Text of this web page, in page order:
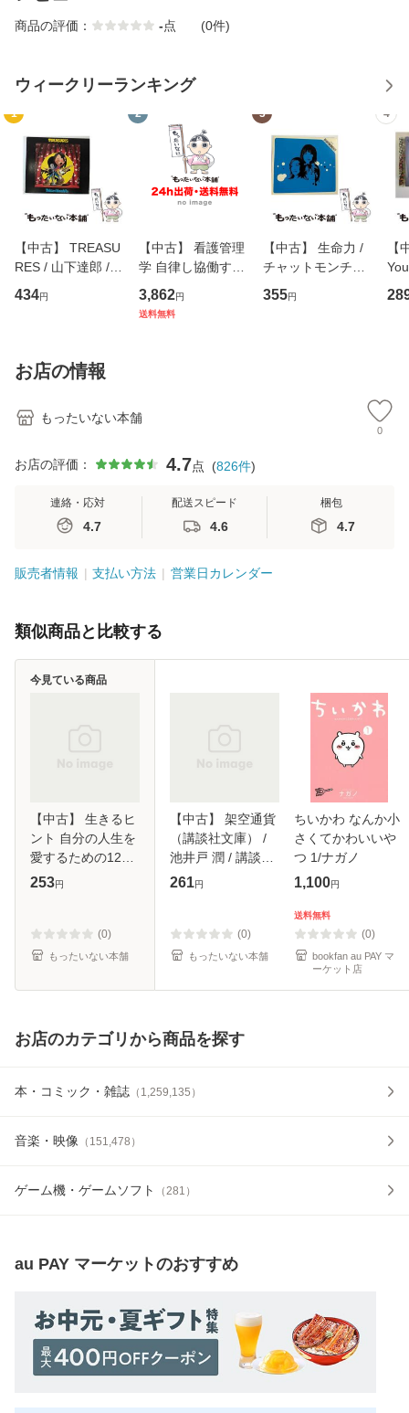
商品の評価： -点 (0件)
ウィークリーランキング
1
【中古】 TREASU
RES / 山下達郎 /
イーストウエス
ト・ジャパン [CD]
434円
2
【中古】 看護管理
学 自律し協働する
専門職の看護マネ
ジメントスキル 改
3,862円
送料無料
3
【中古】 生命力 /
チャットモンチー /
キューンレコード
[CD]【メール便送
355円
4
【
のが
お店の情報
もったいない本舗
0
お店の評価： 4.7点 (826件)
連絡・応対
4.7
配送スピード
4.6
梱包
4.7
販売者情報 支払い方法 営業日カレンダー
類似商品と比較する
【中古】 生きるヒ
ント 自分の人生を
愛するための12章
/ 五木 寛之 / 文化
253円
(0)
もったいない本舗
今見ている商品
【中古】 架空通貨
（講談社文庫） /
池井戸 潤 / 講談社
[文庫]【メール便送
261円
(0)
もったいない本舗
ちいかわ なんか小
さくてかわいいや
つ 1/ナガノ
1,100円
送料無料
(0)
bookfan au PAY マ
ーケット店
お店のカテゴリから商品を探す
本・コミック・雑誌 （ 1,259,135 ）
音楽・映像 （ 151,478 ）
ゲーム機・ゲームソフト （281 ）
au PAY マーケットのおすすめ